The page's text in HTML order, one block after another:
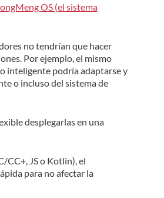
OS (el sistema
no tendrían que hacer
Por ejemplo, el mismo
inteligente podría adaptarse y
o incluso del sistema de
desplegarlas en una
CC+, JS o Kotlin), el
para no afectar la